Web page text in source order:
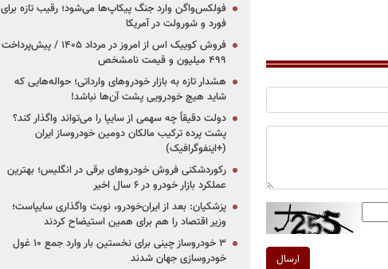
ارسال
فولکس‌واگن وارد جنگ پیکاپ‌ها می‌شود؛ رقیب تازه برای
فورد و شورولت در آمریکا
فروش کوییک اس از امروز در مرداد ۱۴۰۵ / پیش‌پرداخت
۴۹۹ میلیون و قیمت نامشخص
هشدار تازه به بازار خودروهای وارداتی؛ حواله‌هایی که
شاید هیچ خودرویی پشت آن‌ها نباشد!
دولت دقیقاً چه سهمی از سایپا را می‌تواند واگذار کند؟
پشت پرده ترکیب مالکان دومین خودروساز ایران
(+اینفوگرافیک)
رکوردشکنی فروش خودروهای برقی در انگلیس؛ بهترین
عملکرد بازار خودرو در ۶ سال اخیر
پزشکیان: بعد از ایران‌خودرو، نوبت واگذاری سایپاست؛
وزیر اقتصاد را هم برای همین استیضاح کردند
۳ خودروساز چینی برای نخستین بار وارد جمع ۱۰ غول
خودروسازی جهان شدند